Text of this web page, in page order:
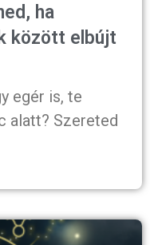
ha
között elbújt
egér is, te
alatt? Szereted